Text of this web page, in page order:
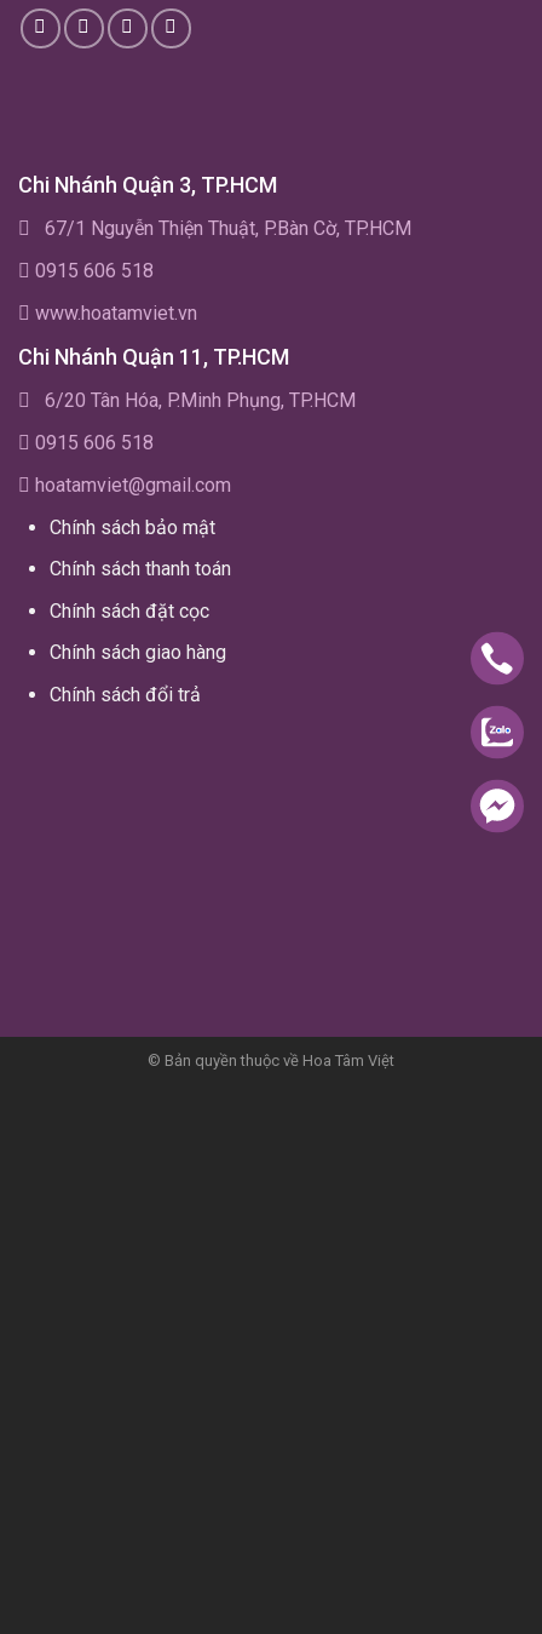
Chi Nhánh Quận 3, TP.HCM
67/1 Nguyễn Thiện Thuật, P.Bàn Cờ, TP.HCM
0915 606 518
www.hoatamviet.vn
Chi Nhánh Quận 11, TP.HCM
6/20 Tân Hóa, P.Minh Phụng, TP.HCM
0915 606 518
hoatamviet@gmail.com
Chính sách bảo mật
Chính sách thanh toán
Chính sách đặt cọc
Chính sách giao hàng
Chính sách đổi trả
© Bản quyền thuộc về Hoa Tâm Việt